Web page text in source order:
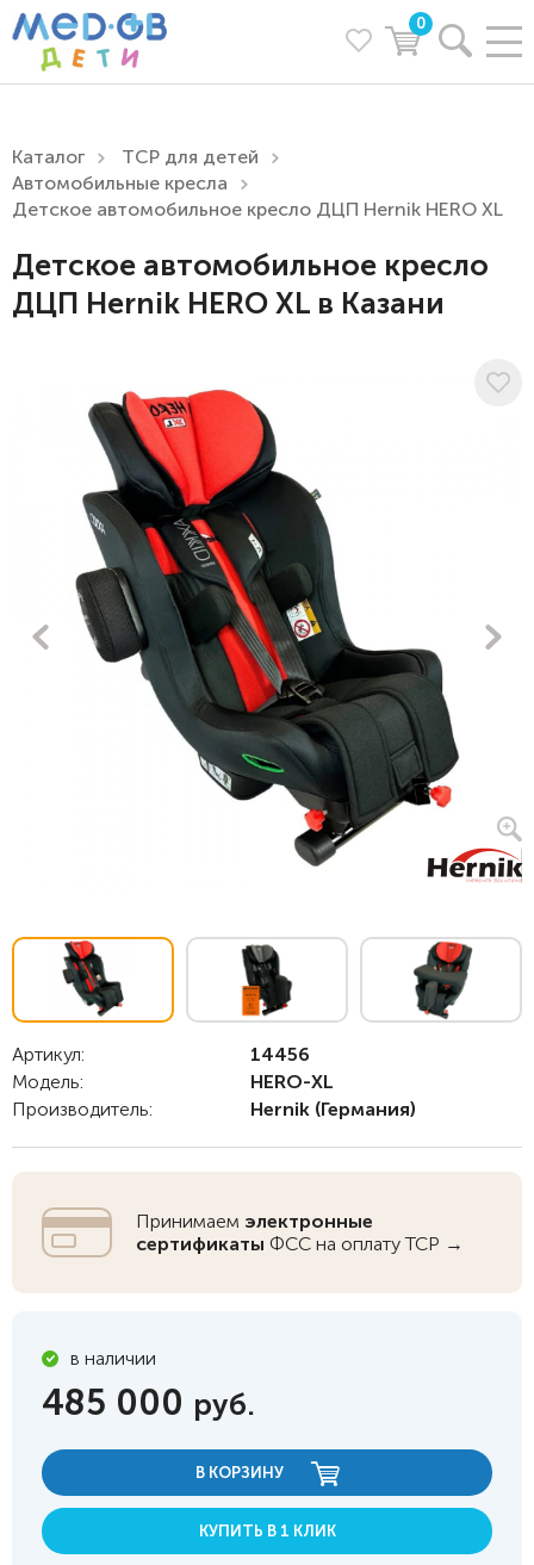
0
Каталог
ТСР для детей
Автомобильные кресла
Детское автомобильное кресло ДЦП Hernik HERO XL
Детское автомобильное кресло
ДЦП Hernik HERO XL в Казани
Артикул:
14456
Модель:
HERO-XL
Производитель:
Hernik (Германия)
Принимаем электронные
сертификаты ФСС на оплату ТСР →
в наличии
485 000 руб.
В КОРЗИНУ
КУПИТЬ В 1 КЛИК